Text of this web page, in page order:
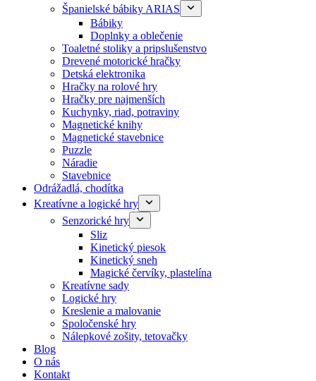
Španielské bábiky ARIAS
Bábiky
Doplnky a oblečenie
Toaletné stoliky a pripslušenstvo
Drevené motorické hračky
Detská elektronika
Hračky na rolové hry
Hračky pre najmenších
Kuchynky, riad, potraviny
Magnetické knihy
Magnetické stavebnice
Puzzle
Náradie
Stavebnice
Odrážadlá, chodítka
Kreatívne a logické hry
Senzorické hry
Sliz
Kinetický piesok
Kinetický sneh
Magické červíky, plastelína
Kreatívne sady
Logické hry
Kreslenie a malovanie
Spoločenské hry
Nálepkové zošity, tetovačky
Blog
O nás
Kontakt